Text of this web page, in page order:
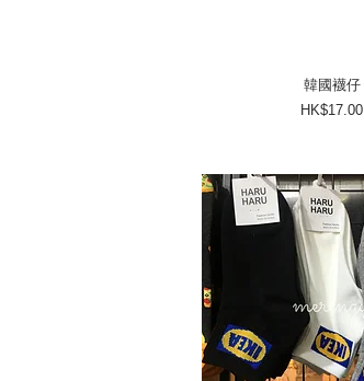
韓國襪仔
價格
HK$17.00